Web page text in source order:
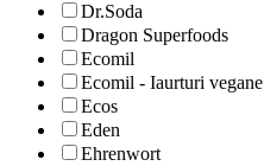
Dr.Soda
Dragon Superfoods
Ecomil
Ecomil - Iaurturi vegane
Ecos
Eden
Ehrenwort